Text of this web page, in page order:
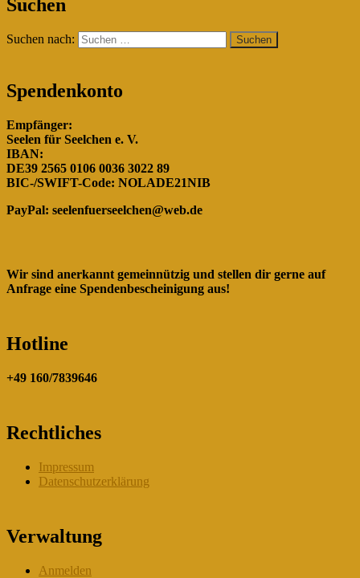
Rumänien!"
Suchen
Suchen nach:
Spendenkonto
Empfänger:
Seelen für Seelchen e. V.
IBAN:
DE39 2565 0106 0036 3022 89
BIC-/SWIFT-Code: NOLADE21NIB
PayPal: seelenfuerseelchen@web.de
Wir sind anerkannt gemeinnützig und stellen dir gerne auf
Anfrage eine Spendenbescheinigung aus!
Hotline
+49 160/7839646
Rechtliches
Impressum
Datenschutzerklärung
Verwaltung
Anmelden